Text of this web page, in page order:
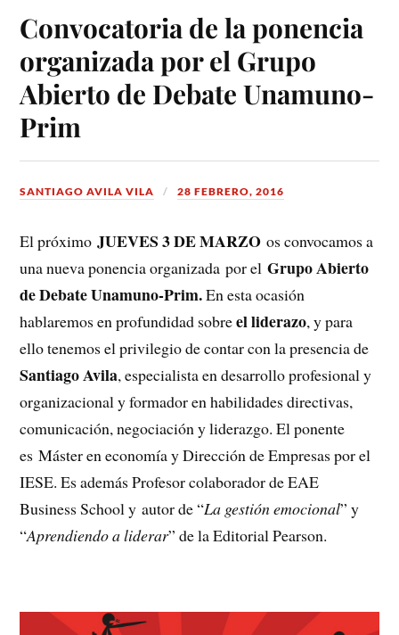
Convocatoria de la ponencia
organizada por el Grupo
Abierto de Debate Unamuno-
Prim
SANTIAGO AVILA VILA 28 FEBRERO, 2016
El próximoJUEVES 3 DE MARZOos convocamos a
una nueva ponencia organizada por el Grupo Abierto
de Debate Unamuno-Prim.En esta ocasión
hablaremos en profundidad sobreel liderazo, y para
ello tenemos el privilegio de contar con la presencia de
Santiago Avila, especialista en desarrollo profesional y
organizacional y formador en habilidades directivas,
comunicación, negociación y liderazgo. El ponente
es Máster en economía y Dirección de Empresas por el
IESE. Es además Profesor colaborador de EAE
Business School y autor de “La gestión emocional” y
“Aprendiendo a liderar” de la Editorial Pearson.